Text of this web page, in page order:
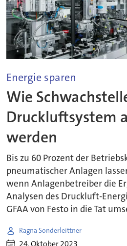
Energie sparen
Wie
Druckluftsystem
werden
Bis zu 60 Prozent der
pneumatischer Anlagen
wenn Anlagenbetreiber die
Analysen des Druckluft-
GFAA von Festo in die Tat
Ragna Sonderleittner
24. Oktober 2023